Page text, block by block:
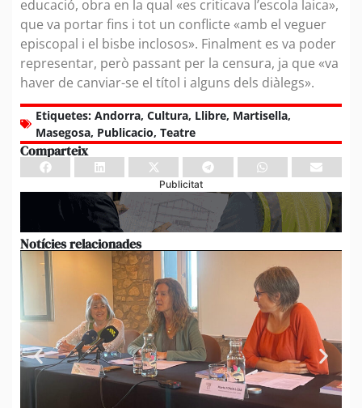
educació, obra en la qual «es criticava l’escola laica»,
que va portar fins i tot un conflicte «amb el veguer
episcopal i el bisbe inclosos». Finalment es va poder
representar, però passant per la censura, ja que «va
haver de canviar-se el títol i alguns dels diàlegs».
Etiquetes: Andorra, Cultura, Llibre, Martisella,
Masegosa, Publicacio, Teatre
Comparteix
Publicitat
Notícies relacionades